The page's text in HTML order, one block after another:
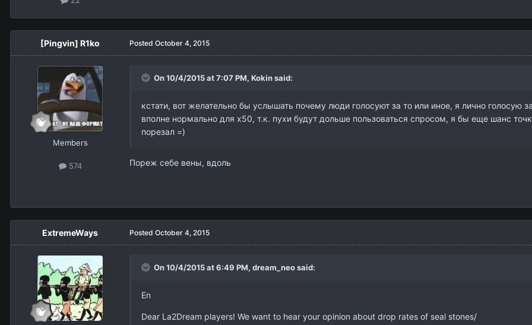
[Pingvin] R1ko
Members
574
Posted October 4, 2015
On 10/4/2015 at 7:07 PM, Kokinsaid:
кстати, вот желательно бы услышать почему люди голосуют за то или иное, я лично голосую
вполне нормально для х50, т.к. пухи будут дольше пользоваться спросом, я бы еще шанс
порезал =)
Пореж себе вены, вдоль
ExtremeWays Posted October 4, 2015
On 10/4/2015 at 6:49 PM, dream_neosaid:
En
Dear La2Dream players! We want to hear your opinion about drop rates of seal stones/